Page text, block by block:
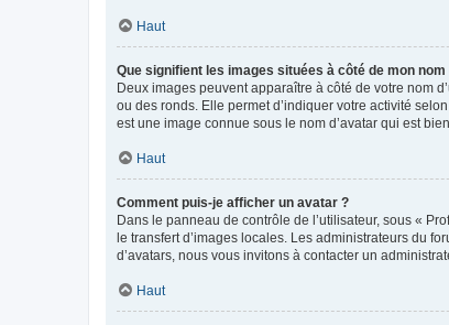
Haut
Que signifient les images situées à côté de mon nom
Deux images peuvent apparaître à côté de votre nom
ou des ronds. Elle permet d’indiquer votre activité
est une image connue sous le nom d’avatar qui est
Haut
Comment puis-je afficher un avatar ?
Dans le panneau de contrôle de l’utilisateur, sous «
le transfert d’images locales. Les administrateurs du
d’avatars, nous vous invitons à contacter un
Haut